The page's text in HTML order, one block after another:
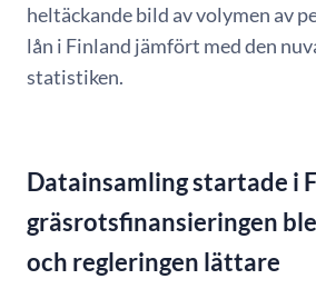
heltäckande bild av volymen av
lån i Finland jämfört med den
statistiken.
Datainsamling startade i
gräsrotsfinansieringen
och regleringen lättare